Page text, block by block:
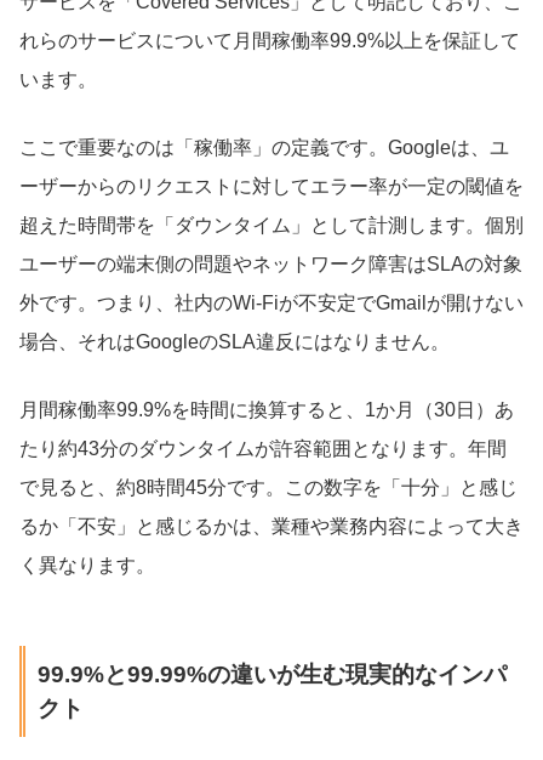
れらのサービスについて月間稼働率99.9%以上を保証して
います。
ここで重要なのは「稼働率」の定義です。Googleは、ユ
ーザーからのリクエストに対してエラー率が一定の閾値を
超えた時間帯を「ダウンタイム」として計測します。個別
ユーザーの端末側の問題やネットワーク障害はSLAの対象
外です。つまり、社内のWi-Fiが不安定でGmailが開けない
場合、それはGoogleのSLA違反にはなりません。
月間稼働率99.9%を時間に換算すると、1か月（30日）あ
たり約43分のダウンタイムが許容範囲となります。年間
で見ると、約8時間45分です。この数字を「十分」と感じ
るか「不安」と感じるかは、業種や業務内容によって大き
く異なります。
99.9%と99.99%の違いが生む現実的なインパ
クト